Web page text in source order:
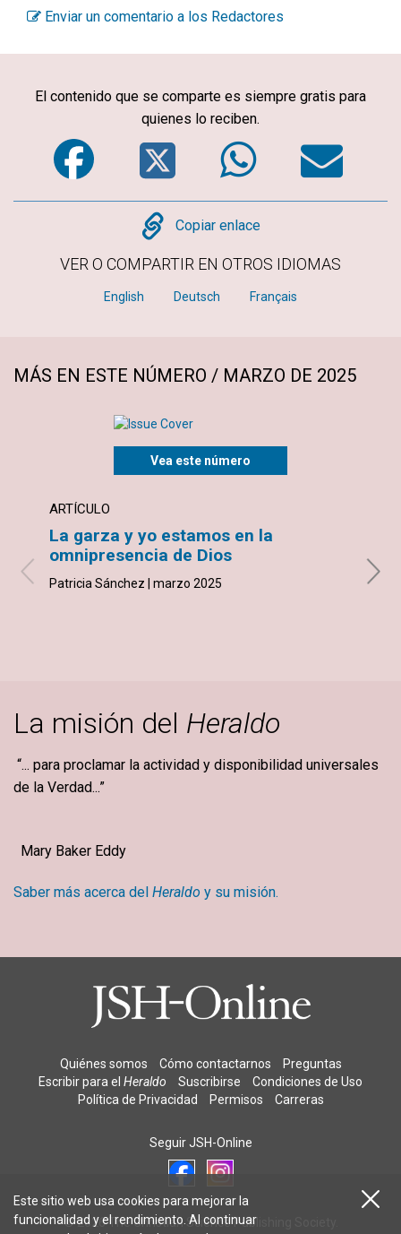
Enviar un comentario a los Redactores
El contenido que se comparte es siempre gratis para
quienes lo reciben.
Facebook
Twitter
Copy
Copiar enlace
VER O COMPARTIR EN OTROS IDIOMAS
English Deutsch Français
MÁS EN ESTE NÚMERO / MARZO DE 2025
Vea este número
ARTÍCULO
La garza y yo estamos en la
omnipresencia de Dios
Patricia Sánchez | marzo 2025 Liz
La misión del Heraldo
“... para proclamar la actividad y disponibilidad universales
de la Verdad...”
Mary Baker Eddy
Saber más acerca del Heraldo y su misión.
Quiénes somos Cómo contactarnos
Preguntas
Escribir para el Heraldo Suscribirse
Condiciones de Uso
Política de Privacidad
Permisos Carreras
Seguir JSH-Online
© 2026 The Christian Science Publishing Society.
Este sitio web usa cookies para mejorar la
funcionalidad y el rendimiento. Al continuar